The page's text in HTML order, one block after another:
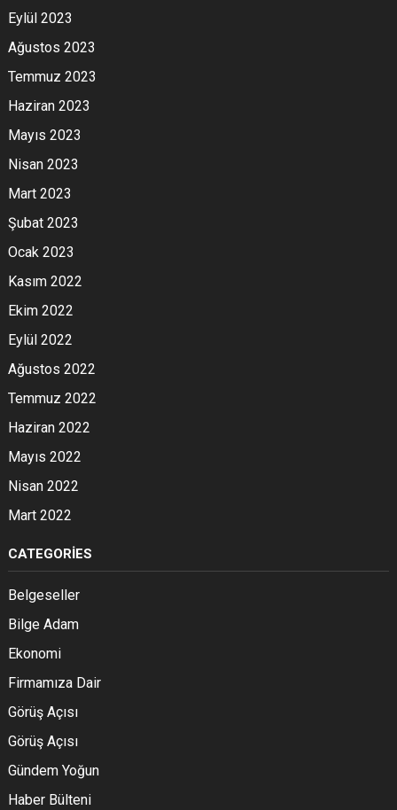
Eylül 2023
Ağustos 2023
Temmuz 2023
Haziran 2023
Mayıs 2023
Nisan 2023
Mart 2023
Şubat 2023
Ocak 2023
Kasım 2022
Ekim 2022
Eylül 2022
Ağustos 2022
Temmuz 2022
Haziran 2022
Mayıs 2022
Nisan 2022
Mart 2022
CATEGORIES
Belgeseller
Bilge Adam
Ekonomi
Firmamıza Dair
Görüş Açısı
Görüş Açısı
Gündem Yoğun
Haber Bülteni